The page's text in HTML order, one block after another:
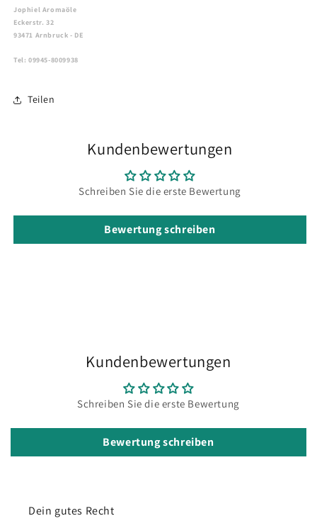
Jophiel Aromaöle
Eckerstr. 32
93471 Arnbruck - DE
Tel: 09945-8009938
Teilen
Kundenbewertungen
Schreiben Sie die erste Bewertung
Bewertung schreiben
Kundenbewertungen
Schreiben Sie die erste Bewertung
Bewertung schreiben
Dein gutes Recht